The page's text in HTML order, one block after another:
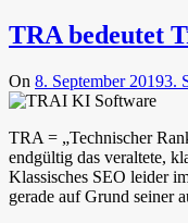
TRA bedeutet
On 8. September 20193.
TRA = „Technischer
endgültig das veraltete,
Klassisches SEO leider
gerade auf Grund